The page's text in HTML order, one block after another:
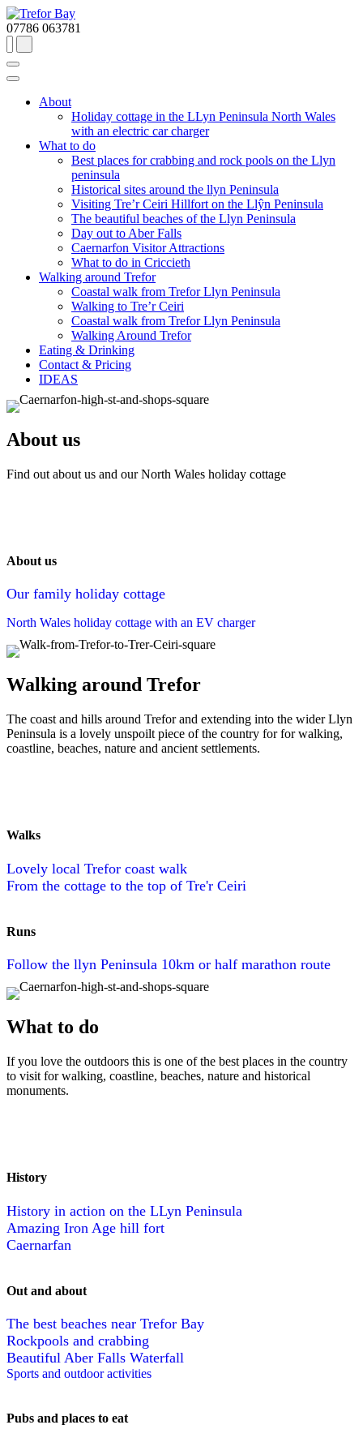
07786 063781
About
Holiday cottage in the LLyn Peninsula North Wales
with an electric car charger
What to do
Best places for crabbing and rock pools on the Llyn
peninsula
Historical sites around the llyn Peninsula
Visiting Tre’r Ceiri Hillfort on the Llŷn Peninsula
The beautiful beaches of the Llyn Peninsula
Day out to Aber Falls
Caernarfon Visitor Attractions
What to do in Criccieth
Walking around Trefor
Coastal walk from Trefor Llyn Peninsula
Walking to Tre’r Ceiri
Coastal walk from Trefor Llyn Peninsula
Walking Around Trefor
Eating & Drinking
Contact & Pricing
IDEAS
About us
Find out about us and our North Wales holiday cottage
About us
Our family holiday cottage
North Wales holiday cottage with an EV charger
Walking around Trefor
The coast and hills around Trefor and extending into the wider Llyn
Peninsula is a lovely unspoilt piece of the country for for walking,
coastline, beaches, nature and ancient settlements.
Walks
Lovely local Trefor coast walk
From the cottage to the top of Tre'r Ceiri
Runs
Follow the llyn Peninsula 10km or half marathon route
What to do
If you love the outdoors this is one of the best places in the country
to visit for walking, coastline, beaches, nature and historical
monuments.
History
History in action on the LLyn Peninsula
Amazing Iron Age hill fort
Caernarfan
Out and about
The best beaches near Trefor Bay
Rockpools and crabbing
Beautiful Aber Falls Waterfall
Sports and outdoor activities
Pubs and places to eat